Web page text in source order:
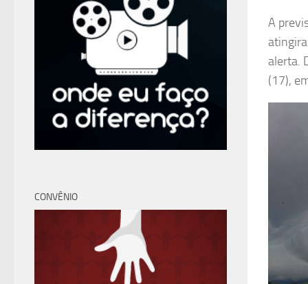
A
alerta.
(17),
CONVÊNIO